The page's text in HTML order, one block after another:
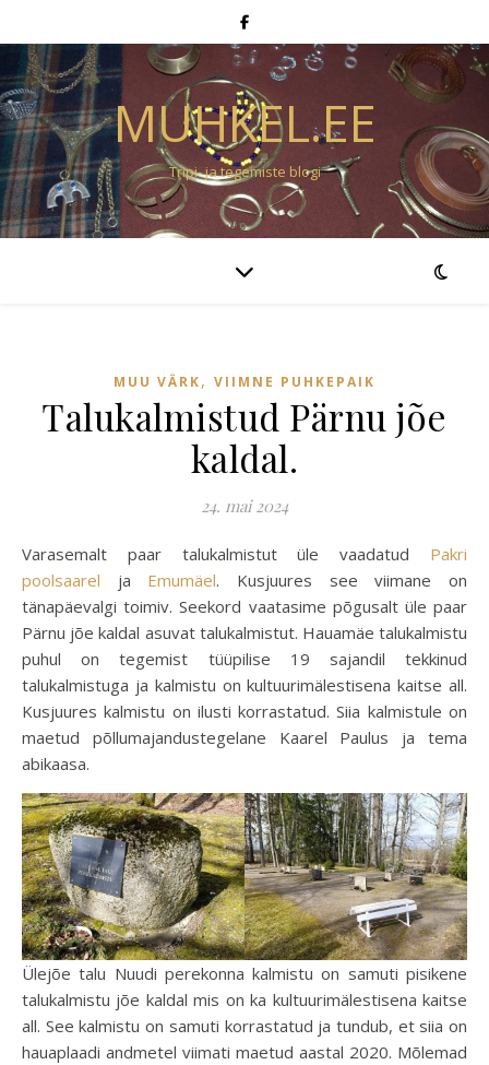
MUHKEL.EE
Tripi- ja tegemiste blogi
MUU VÄRK, VIIMNE PUHKEPAIK
Talukalmistud Pärnu jõe
kaldal.
24. mai 2024
Varasemalt paar talukalmistut üle vaadatud Pakri
poolsaarel ja Emumäel. Kusjuures see viimane on
tänapäevalgi toimiv. Seekord vaatasime põgusalt üle paar
Pärnu jõe kaldal asuvat talukalmistut. Hauamäe talukalmistu
puhul on tegemist tüüpilise 19 sajandil tekkinud
talukalmistuga ja kalmistu on kultuurimälestisena kaitse all.
Kusjuures kalmistu on ilusti korrastatud. Siia kalmistule on
maetud põllumajandustegelane Kaarel Paulus ja tema
abikaasa.
Ülejõe talu Nuudi perekonna kalmistu on samuti pisikene
talukalmistu jõe kaldal mis on ka kultuurimälestisena kaitse
all. See kalmistu on samuti korrastatud ja tundub, et siia on
hauaplaadi andmetel viimati maetud aastal 2020. Mõlemad